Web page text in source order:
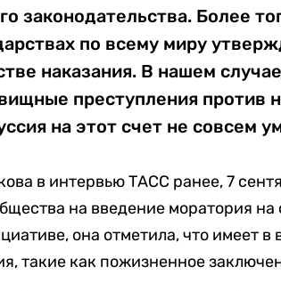
законодательства. Более
по всему миру
наказания. В нашем
преступления против
на этот счет не совсем
в интервью ТАСС ранее, 7
на введение моратория
она отметила, что имеет
такие как пожизненное